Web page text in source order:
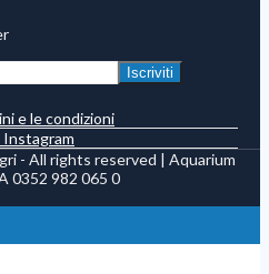
e le condizioni
Instagram
- All rights reserved | Aquarium
0352 982 065 0